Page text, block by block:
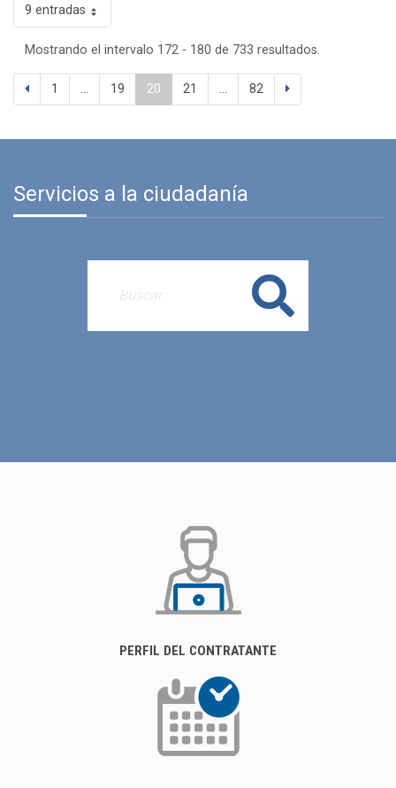
9 entradas
Mostrando el intervalo 172 - 180 de 733 resultados.
1 ... 19 20 21 ... 82
Servicios a la ciudadanía
Buscar
PERFIL DEL CONTRATANTE